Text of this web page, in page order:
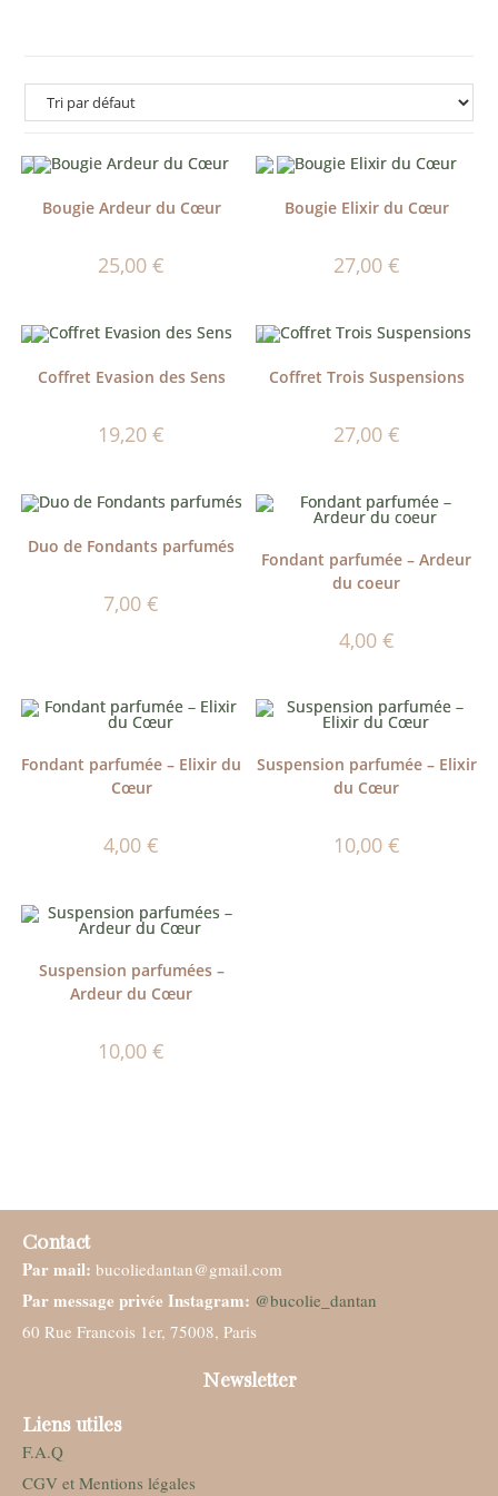
Bougie Ardeur du Cœur
25,00€
Bougie Elixir du Cœur
27,00 €
Coffret Evasion des Sens
19,20€
Coffret Trois Suspensions
27,00 €
Duo de Fondants parfumés
7,00€
Fondant parfumée – Ardeur
du coeur
4,00 €
Fondant parfumée – Elixir du
Cœur
4,00€
Suspension parfumée – Elixir
du Cœur
10,00 €
Suspension parfumées –
Ardeur du Cœur
10,00€
Contact
Par mail: bucoliedantan@gmail.com
Par message privée Instagram: @bucolie_dantan
60 Rue Francois 1er, 75008, Paris
Newsletter
Liens utiles
F.A.Q
CGV et Mentions légales